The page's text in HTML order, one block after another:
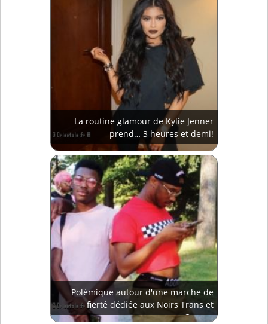
La routine glamour de Kylie Jenner
prend… 3 heures et demi!
Polémique autour d'une marche de
fierté dédiée aux Noirs Trans et
Queers